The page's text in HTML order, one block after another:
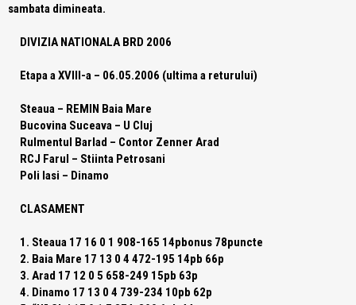
sambata dimineata.
DIVIZIA NATIONALA BRD 2006
Etapa a XVIII-a – 06.05.2006 (ultima a returului)
Steaua – REMIN Baia Mare
Bucovina Suceava – U Cluj
Rulmentul Barlad – Contor Zenner Arad
RCJ Farul – Stiinta Petrosani
Poli Iasi – Dinamo
CLASAMENT
1. Steaua 17 16 0 1 908-165 14pbonus 78puncte
2. Baia Mare 17 13 0 4 472-195 14pb 66p
3. Arad 17 12 0 5 658-249 15pb 63p
4. Dinamo 17 13 0 4 739-234 10pb 62p